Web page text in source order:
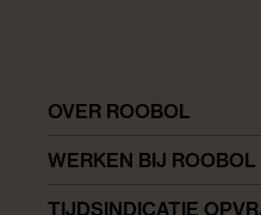
OVER ROOBOL
WERKEN BIJ ROOBOL
TIJDSINDICATIE